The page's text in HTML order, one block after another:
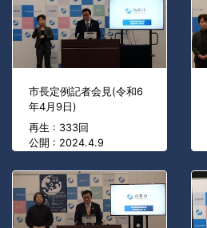
市長定例記者会見(令和6
年4月9日)
再生 : 333回
公開 : 2024.4.9